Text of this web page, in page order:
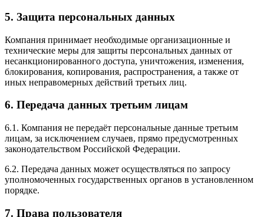
5. Защита персональных данных
Компания принимает необходимые организационные и
технические меры для защиты персональных данных от
несанкционированного доступа, уничтожения, изменения,
блокирования, копирования, распространения, а также от
иных неправомерных действий третьих лиц.
6. Передача данных третьим лицам
6.1. Компания не передаёт персональные данные третьим
лицам, за исключением случаев, прямо предусмотренных
законодательством Российской Федерации.
6.2. Передача данных может осуществляться по запросу
уполномоченных государственных органов в установленном
порядке.
7. Права пользователя